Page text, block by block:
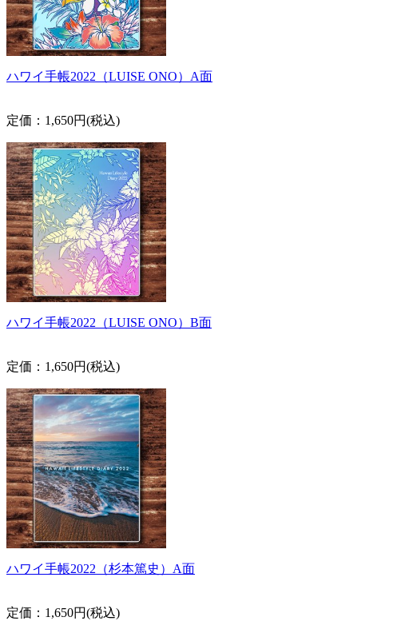
ハワイ手帳2022（LUISE ONO）A面
定価：1,650円(税込)
ハワイ手帳2022（LUISE ONO）B面
定価：1,650円(税込)
ハワイ手帳2022（杉本篤史）A面
定価：1,650円(税込)